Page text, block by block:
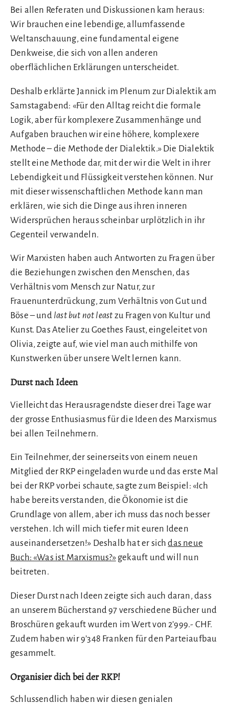
Bei allen Referaten und Diskussionen kam heraus:
Wir brauchen eine lebendige, allumfassende
Weltanschauung, eine fundamental eigene
Denkweise, die sich von allen anderen
oberflächlichen Erklärungen unterscheidet.
Deshalb erklärte Jannick im Plenum zur Dialektik am
Samstagabend: «Für den Alltag reicht die formale
Logik, aber für komplexere Zusammenhänge und
Aufgaben brauchen wir eine höhere, komplexere
Methode – die Methode der Dialektik.» Die Dialektik
stellt eine Methode dar, mit der wir die Welt in ihrer
Lebendigkeit und Flüssigkeit verstehen können. Nur
mit dieser wissenschaftlichen Methode kann man
erklären, wie sich die Dinge aus ihren inneren
Widersprüchen heraus scheinbar urplötzlich in ihr
Gegenteil verwandeln.
Wir Marxisten haben auch Antworten zu Fragen über
die Beziehungen zwischen den Menschen, das
Verhältnis vom Mensch zur Natur, zur
Frauenunterdrückung, zum Verhältnis von Gut und
Böse – und last but not least zu Fragen von Kultur und
Kunst. Das Atelier zu Goethes Faust, eingeleitet von
Olivia, zeigte auf, wie viel man auch mithilfe von
Kunstwerken über unsere Welt lernen kann.
Durst nach Ideen
Vielleicht das Herausragendste dieser drei Tage war
der grosse Enthusiasmus für die Ideen des Marxismus
bei allen Teilnehmern.
Ein Teilnehmer, der seinerseits von einem neuen
Mitglied der RKP eingeladen wurde und das erste Mal
bei der RKP vorbei schaute, sagte zum Beispiel: «Ich
habe bereits verstanden, die Ökonomie ist die
Grundlage von allem, aber ich muss das noch besser
verstehen. Ich will mich tiefer mit euren Ideen
auseinandersetzen!» Deshalb hat er sichdas neue
Buch: «Was ist Marxismus?»gekauft und will nun
beitreten.
Dieser Durst nach Ideen zeigte sich auch daran, dass
an unserem Bücherstand 97 verschiedene Bücher und
Broschüren gekauft wurden im Wert von 2’999.- CHF.
Zudem haben wir 9’348 Franken für den Parteiaufbau
gesammelt.
Organisier dich bei der RKP!
Schlussendlich haben wir diesen genialen